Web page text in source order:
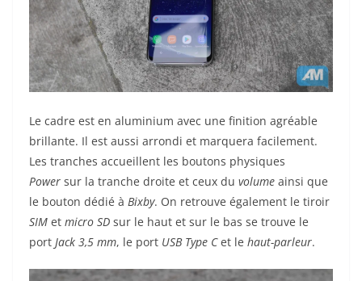
Le cadre est en aluminium avec une finition agréable
brillante. Il est aussi arrondi et marquera facilement.
Les tranches accueillent les boutons physiques
Power sur la tranche droite et ceux du volume ainsi que
le bouton dédié à Bixby. On retrouve également le tiroir
SIM et micro SD sur le haut et sur le bas se trouve le
port Jack 3,5 mm, le port USB Type Cet le haut-parleur.